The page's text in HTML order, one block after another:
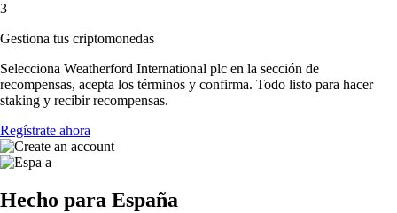
3
Gestiona tus criptomonedas
Selecciona Weatherford International plc en la sección de
recompensas, acepta los términos y confirma. Todo listo para hacer
staking y recibir recompensas.
Regístrate ahora
Hecho para España